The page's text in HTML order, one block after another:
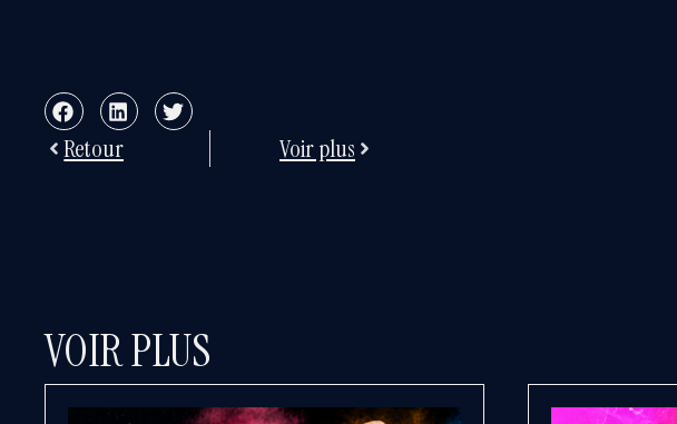
Retour Voir plus
VOIR PLUS